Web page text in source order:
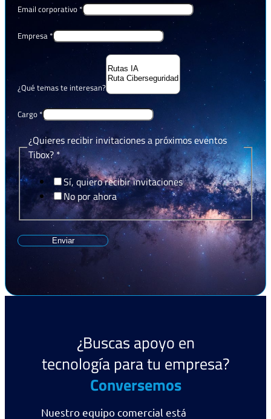
Email corporativo *
Empresa *
¿Qué temas te interesan?
Cargo *
¿Quieres recibir invitaciones a próximos eventos
Tibox?*
Sí, quiero recibir invitaciones
No por ahora
Enviar
¿Buscas apoyo en
tecnología para tu empresa?
Conversemos
Nuestro equipo comercial está